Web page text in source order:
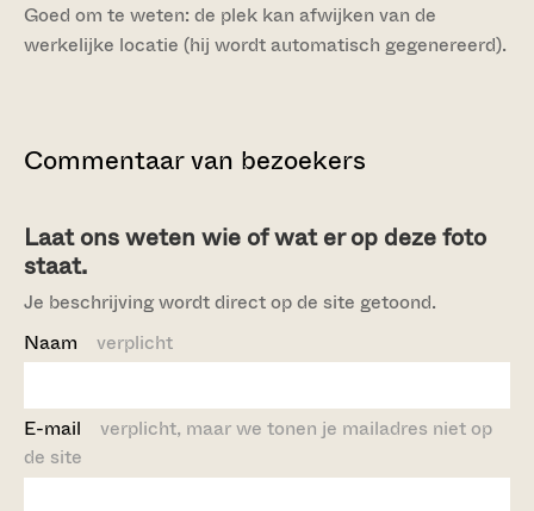
Goed om te weten: de plek kan afwijken van de
werkelijke locatie (hij wordt automatisch gegenereerd).
Commentaar van bezoekers
Laat ons weten wie of wat er op deze foto
staat.
Je beschrijving wordt direct op de site getoond.
Naam verplicht
E-mail verplicht, maar we tonen je mailadres niet op
de site